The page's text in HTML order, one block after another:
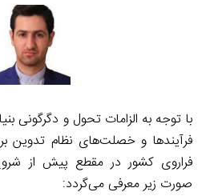
با توجه به الزامات تحول و دگرگونی
فرآیندها و خصلت‌‌‌های نظام تدوین
فراروی کشور در مقطع پیش از
صورت زیر معرفی می‌‌‌گردد: